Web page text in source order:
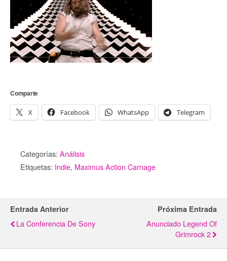
Comparte
X Facebook WhatsApp Telegram
Categorías: Análisis
Etiquetas: Indie, Maximus Action Carnage
Entrada Anterior
La Conferencia De Sony
Próxima Entrada
Anunciado Legend Of
Grimrock 2